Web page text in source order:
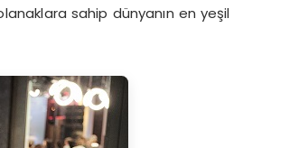
sahip dünyanın en yeşil